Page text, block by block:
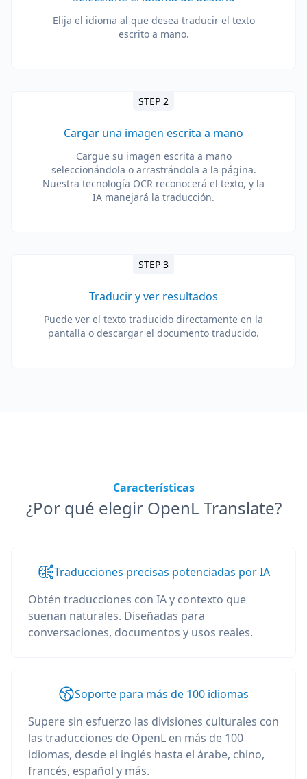
Elija el idioma al que desea traducir el texto
escrito a mano.
STEP 2
Cargar una imagen escrita a mano
Cargue su imagen escrita a mano
seleccionándola o arrastrándola a la página.
Nuestra tecnología OCR reconocerá el texto, y la
IA manejará la traducción.
STEP 3
Traducir y ver resultados
Puede ver el texto traducido directamente en la
pantalla o descargar el documento traducido.
Características
¿Por qué elegir OpenL Translate?
Traducciones precisas potenciadas por IA
Obtén traducciones con IA y contexto que
suenan naturales. Diseñadas para
conversaciones, documentos y usos reales.
Soporte para más de 100 idiomas
Supere sin esfuerzo las divisiones culturales con
las traducciones de OpenL en más de 100
idiomas, desde el inglés hasta el árabe, chino,
francés, español y más.